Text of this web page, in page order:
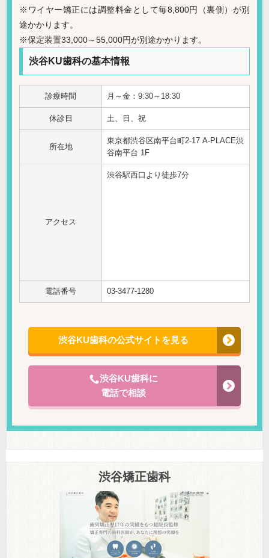
※ワイヤー矯正には調整料金として毎8,800円（裏側）が別
途かかります。
※保定装置33,000～55,000円が別途かかります。
渋谷KU歯科の基本情報
診療時間 月～金：9:30～18:30
休診日 土、日、祝
所在地
東京都渋谷区南平台町2-17 A-PLACE渋
谷南平台 1F
アクセス
渋谷駅西口より徒歩7分
電話番号 03-3477-1280
渋谷KU歯科の公式サイトを見る
渋谷KU歯科に
電話で相談
渋谷矯正歯科